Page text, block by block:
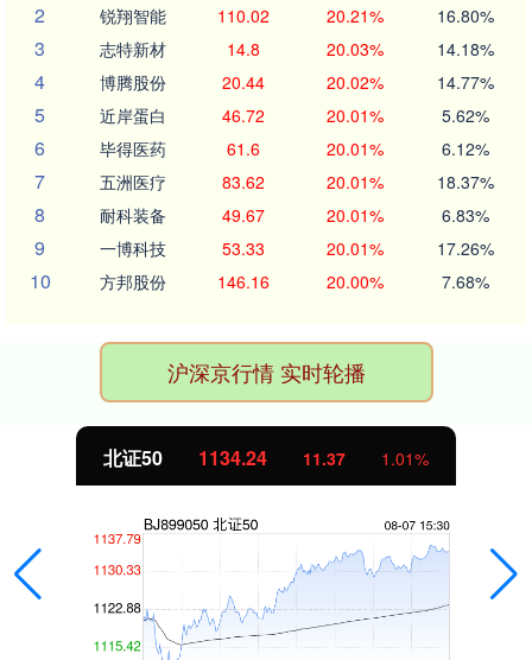
2 锐翔智能 110.02 20.21% 16.80%
3 志特新材 14.8 20.03% 14.18%
4 博腾股份 20.44 20.02% 14.77%
5 近岸蛋白 46.72 20.01% 5.62%
6 毕得医药 61.6 20.01% 6.12%
7 五洲医疗 83.62 20.01% 18.37%
8 耐科装备 49.67 20.01% 6.83%
9 一博科技 53.33 20.01% 17.26%
10 方邦股份 146.16 20.00% 7.68%
沪深京行情 实时轮播
北证50 1134.24 11.37 1.01%